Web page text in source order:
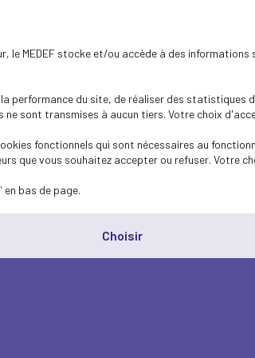
le MEDEF stocke et/ou accède à des
performance du site, de réaliser des
sont transmises à aucun tiers. Votre choix
fonctionnels qui sont nécessaires au
vous souhaitez accepter ou refuser. Votre
en bas de page.
Choisir